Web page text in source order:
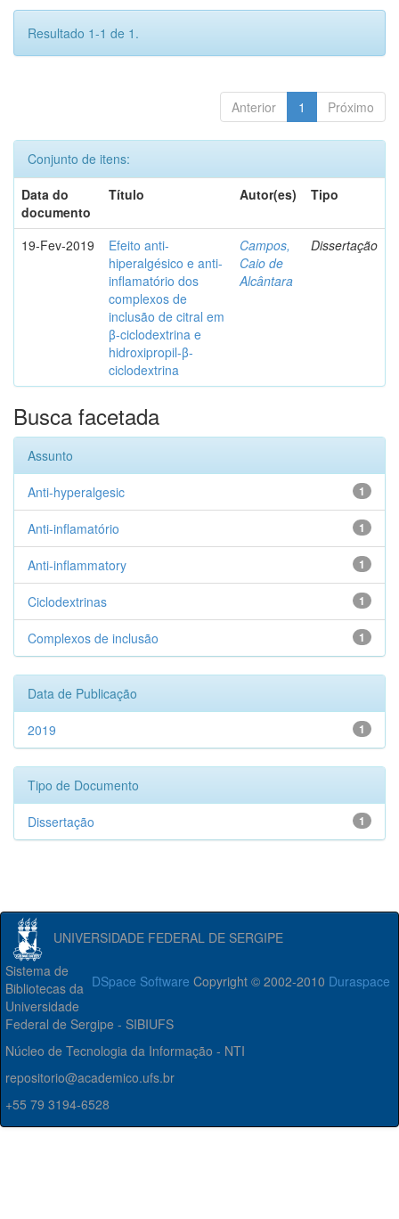
Resultado 1-1 de 1.
Anterior 1 Próximo
Conjunto de itens:
Data do
documento
Título Autor(es) Tipo
19-Fev-2019
Efeito anti-
hiperalgésico e anti-
inflamatório dos
complexos de
inclusão de citral em
β-ciclodextrina e
hidroxipropil-β-
ciclodextrina
Campos,
Caio de
Alcântara
Dissertação
Busca facetada
Assunto
1
Anti-hyperalgesic
1
Anti-inflamatório
1
Anti-inflammatory
1
Ciclodextrinas
1
Complexos de inclusão
Data de Publicação
1
2019
Tipo de Documento
1
Dissertação
UNIVERSIDADE FEDERAL DE SERGIPE
DSpace Software Copyright © 2002-2010 Duraspace
Sistema de
Bibliotecas da
Universidade
Federal de Sergipe - SIBIUFS
Núcleo de Tecnologia da Informação - NTI
repositorio@academico.ufs.br
+55 79 3194-6528